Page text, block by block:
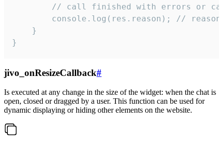
// call finished with errors or
console.log(res.reason); //
    }
}
jivo_onResizeCallback#
Is executed at any change in the size of the widget: when the chat is
open, closed or dragged by a user. This function can be used for
dynamic displaying or hiding other elements on the website.